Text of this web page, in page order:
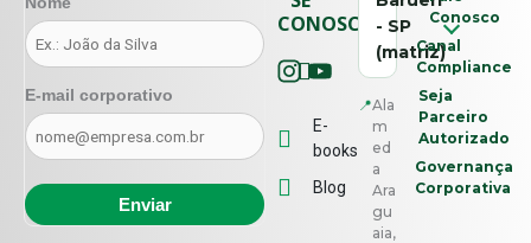
CONOSCO
E-
books
Blog
- SP
(matriz)
📍Ala
m
ed
a
Ara
gu
aia,
Conosco
Canal
Compliance
Seja
Parceiro
Autorizado
Governança
Corporativa
E-mail corporativo